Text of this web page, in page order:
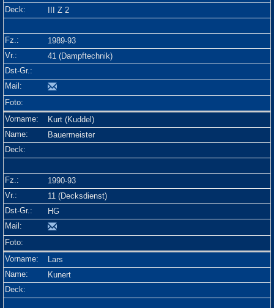
III Z 2
1989-93
41 (Dampftechnik)
Kurt (Kuddel)
Bauermeister
1990-93
11 (Decksdienst)
HG
Lars
Kunert